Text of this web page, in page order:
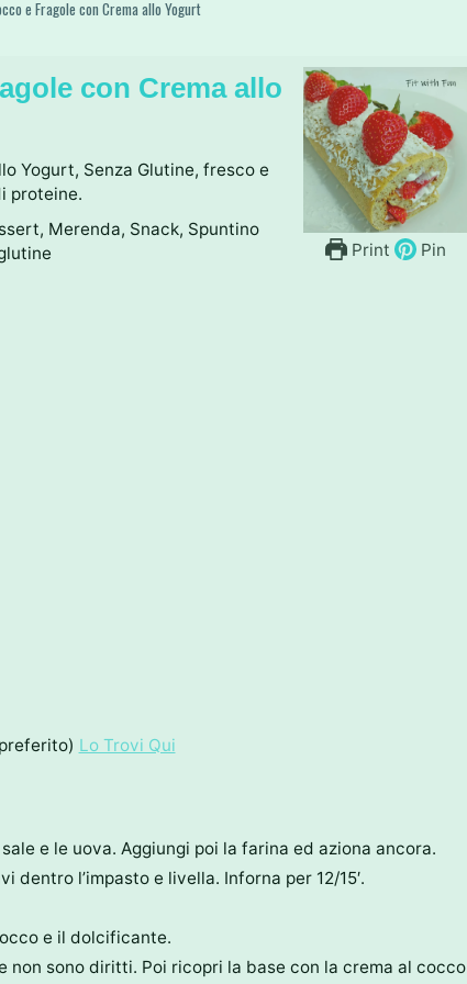
e Fragole con Crema allo Yogurt
Print Pin
con Crema allo
Yogurt, Senza Glutine, fresco e
proteine.
Merenda, Snack, Spuntino
Lo Trovi Qui
e le uova. Aggiungi poi la farina ed aziona ancora.
l’impasto e livella. Inforna per 12/15′.
e il dolcificante.
non sono diritti. Poi ricopri la base con la crema al cocco